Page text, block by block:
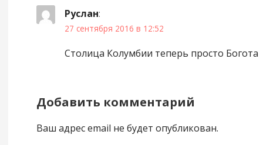
Руслан:
27 сентября 2016 в 12:52
Столица Колумбии теперь просто Богота
Добавить комментарий
Ваш адрес email не будет опубликован.